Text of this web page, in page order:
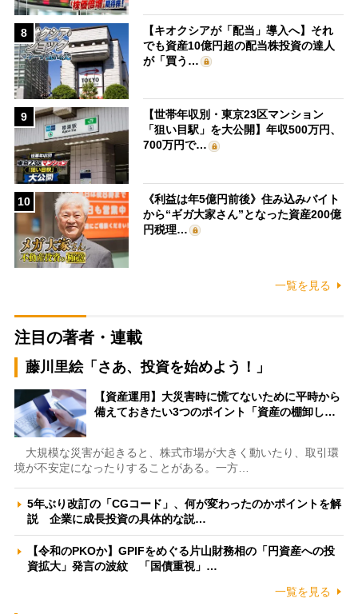
8
【キオクシアが「配当」導入へ】それ
でも資産10億円超の配当株投資の達人
が「買う…
9
【世帯年収別・東京23区マンション
「狙い目駅」を大公開】年収500万円、
700万円で…
10
《利益は年5億円前後》住み込みバイト
から“ギガ大家さん”となった資産200億
円税理…
一覧を見る
注目の著者・連載
藤川里絵「さあ、投資を始めよう！」
【資産運用】大災害時に慌てないために平時から
備えておきたい3つのポイント「資産の棚卸し…
大規模な災害が起きると、株式市場が大きく動いたり、取引環
境が不安定になったりすることがある。一方…
5年ぶり改訂の「CGコード」、何が変わったのかポイントを解
説 企業に成長投資の具体的な説…
【令和のPKOか】GPIFをめぐる片山財務相の「円資産への投
資拡大」発言の波紋 「国債重視」…
一覧を見る